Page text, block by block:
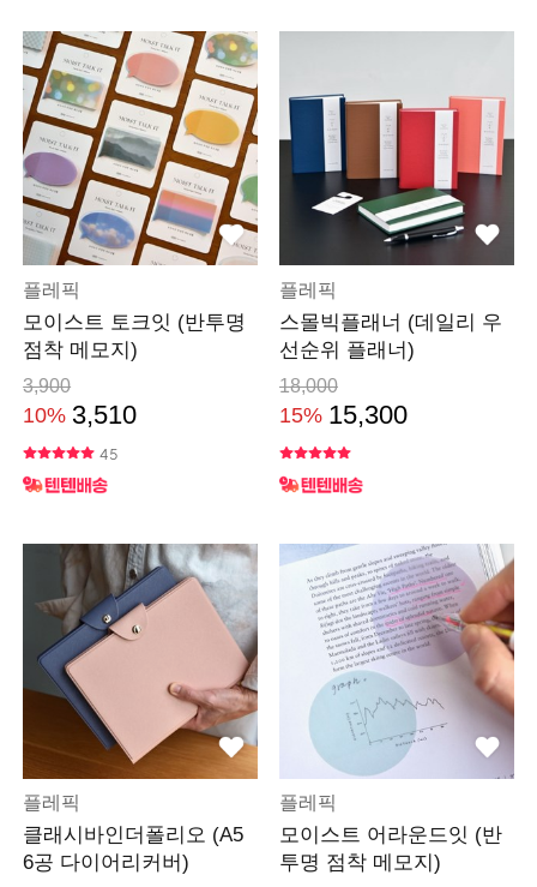
플레픽
모이스트 토크잇 (반투명
점착 메모지)
3,900
10% 3,510
45
플레픽
스몰빅플래너 (데일리 우
선순위 플래너)
18,000
15% 15,300
플레픽
클래시바인더폴리오 (A5
6공 다이어리커버)
플레픽
모이스트 어라운드잇 (반
투명 점착 메모지)